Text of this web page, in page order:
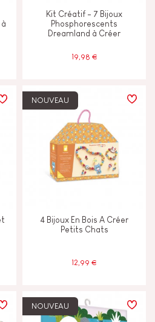
Kit Créatif - 7 Bijoux
Phosphorescents
Dreamland à Créer
19,98 €
NOUVEAU
4 Bijoux En Bois A Créer
Petits Chats
12,99 €
NOUVEAU